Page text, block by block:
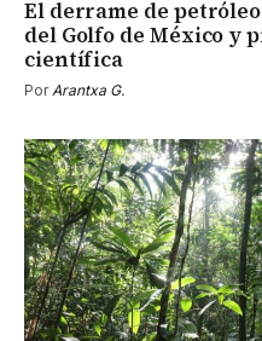
El derrame de
del Golfo de México y
científica
Por Arantxa G.